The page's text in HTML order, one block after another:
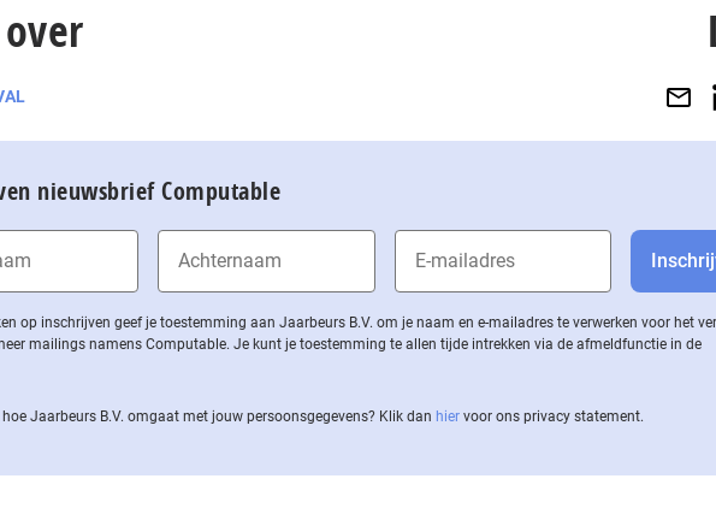
nieuwsbrief Computable
op inschrijven geef je toestemming aan Jaarbeurs B.V. om je naam en e-mailadres te verwerken voor het
mailings namens Computable. Je kunt je toestemming te allen tijde intrekken via de af­meld­func­tie in de
Jaarbeurs B.V. omgaat met jouw per­soons­ge­ge­vens? Klik dan hier voor ons privacy statement.